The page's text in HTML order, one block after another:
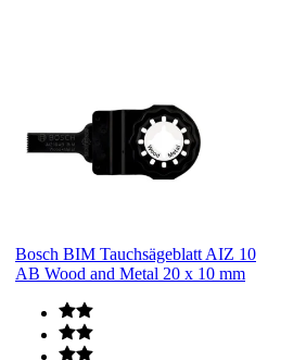
Bosch BIM Tauchsägeblatt AIZ 10
AB Wood and Metal 20 x 10 mm